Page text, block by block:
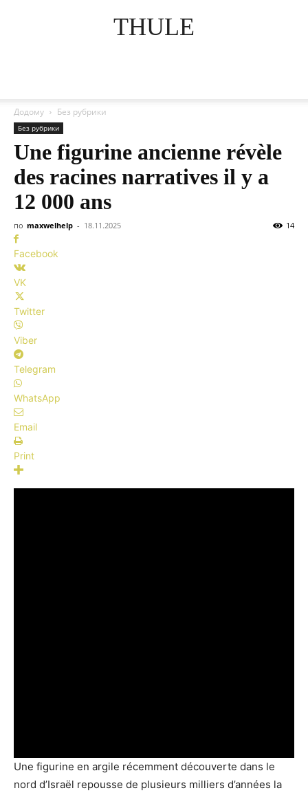
THULE
Додому Без рубрики
Без рубрики
Une figurine ancienne révèle
des racines narratives il y a
12 000 ans
по maxwelhelp - 18.11.2025 14
Facebook
VK
Twitter
Viber
Telegram
WhatsApp
Email
Print
Une figurine en argile récemment découverte dans le
nord d’Israël repousse de plusieurs milliers d’années la